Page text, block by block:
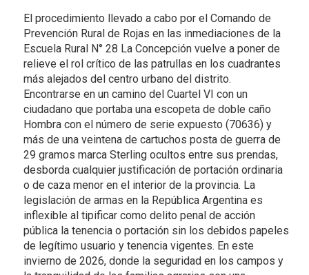
El procedimiento llevado a cabo por el Comando de
Prevención Rural de Rojas en las inmediaciones de la
Escuela Rural N° 28 La Concepción vuelve a poner de
relieve el rol crítico de las patrullas en los cuadrantes
más alejados del centro urbano del distrito.
Encontrarse en un camino del Cuartel VI con un
ciudadano que portaba una escopeta de doble caño
Hombra con el número de serie expuesto (70636) y
más de una veintena de cartuchos posta de guerra de
29 gramos marca Sterling ocultos entre sus prendas,
desborda cualquier justificación de portación ordinaria
o de caza menor en el interior de la provincia. La
legislación de armas en la República Argentina es
inflexible al tipificar como delito penal de acción
pública la tenencia o portación sin los debidos papeles
de legítimo usuario y tenencia vigentes. En este
invierno de 2026, donde la seguridad en los campos y